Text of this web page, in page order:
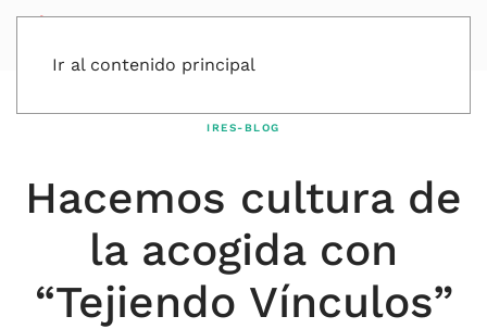
Ir al contenido principal
IRES-BLOG
Hacemos cultura de
la acogida con
“Tejiendo Vínculos”